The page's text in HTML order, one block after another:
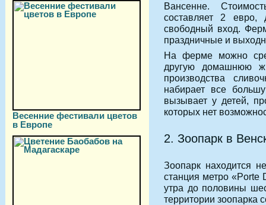
Весенние фестивали цветов
в Европе
Вансенне.
составляет 2 евро,
свободный вход.
праздничные и
На ферме можно
другую домашнюю
производства
набирает все
вызывает у детей,
которых нет
2. Зоопарк в
Зоопарк находится
станция метро «Porte
утра до половины
территории зоопарка